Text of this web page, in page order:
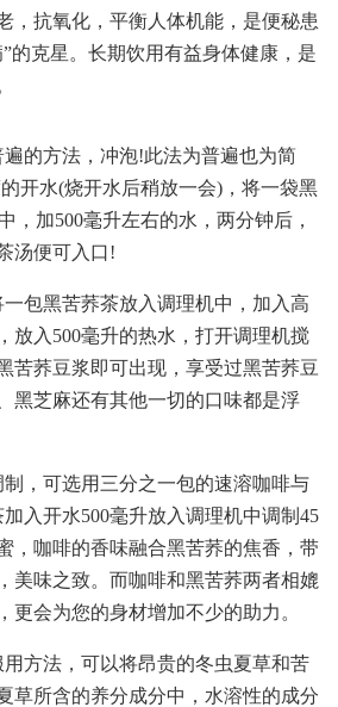
，抗氧化，平衡人体机能，是便秘患
的克星。长期饮用有益身体健康，是
的方法，冲泡!此法为普遍也为简
开水(烧开水后稍放一会)，将一袋黑
，加500毫升左右的水，两分钟后，
汤便可入口!
包黑苦荞茶放入调理机中，加入高
放入500毫升的热水，打开调理机搅
苦荞豆浆即可出现，享受过黑苦荞豆
黑芝麻还有其他一切的口味都是浮
，可选用三分之一包的速溶咖啡与
入开水500毫升放入调理机中调制45
，咖啡的香味融合黑苦荞的焦香，带
美味之致。而咖啡和黑苦荞两者相媲
更会为您的身材增加不少的助力。
方法，可以将昂贵的冬虫夏草和苦
草所含的养分成分中，水溶性的成分